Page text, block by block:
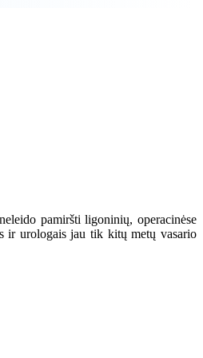
pamiršti ligoninių, operacinėse
ir urologais jau tik kitų metų vasario